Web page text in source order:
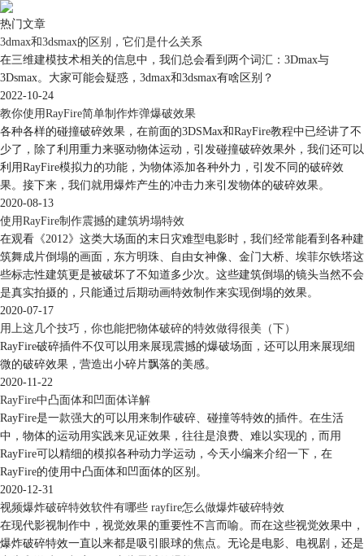
热门文章
3dmax和3dsmax的区别，它们是什么关系
在三维建模技术相关的信息中，我们总会看到两个词汇：3Dmax与
3Dsmax。大家可能会疑惑，3dmax和3dsmax有啥区别？
2022-10-24
教你使用RayFire简单制作炸弹爆破效果
各种各样的碰撞破碎效果，在前面的3DSMax和RayFire教程中已经讲了不
少了，除了利用重力来驱动物体运动，引发碰撞破碎效果外，我们还可以
利用RayFire模拟力的功能，为物体添加各种外力，引发不同的破碎效
果。接下来，我们就用爆炸产生的冲击力来引发物体的破碎效果。
2020-08-13
使用RayFire制作震撼的建筑坍塌特效
在观看《2012》这类大场面的末日灾难型电影时，我们经常能看到各种建
筑舞成片倒塌的画面，东方明珠、自由女神像、金门大桥、埃菲尔铁塔这
些标志性建筑更是被破坏了不知道多少次。这些建筑倒塌的镜头当然不会
是真实拍摄的，只能通过后期动画特效制作来实现倒塌的效果。
2020-07-17
用上这几个技巧，你也能把物体破碎的特效做得很美（下）
RayFire破碎插件不仅可以用来展现震撼的爆破场面，还可以用来展现细
微的破碎效果，营造出小碎片飘落的美感。
2020-11-22
RayFire中凸面体和凹面体详解
RayFire是一款强大的可以用来制作破碎、碰撞等特效的插件。在生活
中，物体的运动用实践来见证效果，往往是浪费、难以实现的，而用
RayFire可以精细的模拟各种动力学运动，今天小编来介绍一下，在
RayFire的使用中凸面体和凹面体的区别。
2020-12-31
视频爆炸破碎特效软件有哪些 rayfire怎么做爆炸破碎特效
在现代影视制作中，视觉效果的重要性不言而喻。而在这些视觉效果中，
爆炸破碎特效一直以来都是吸引眼球的焦点。无论是电影、电视剧，还是